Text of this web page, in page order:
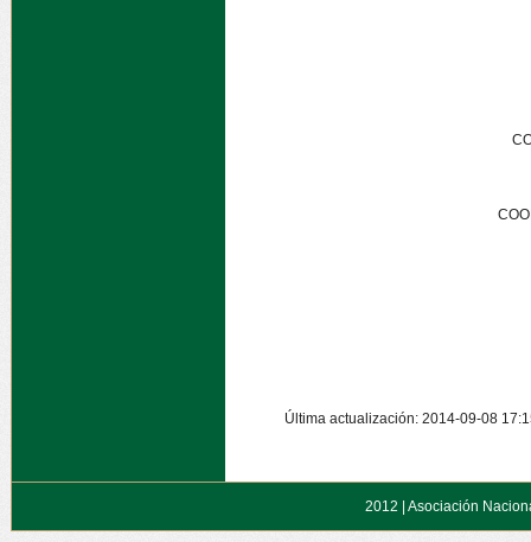
Última actualización: 2014-09-08
2012 | Asociación